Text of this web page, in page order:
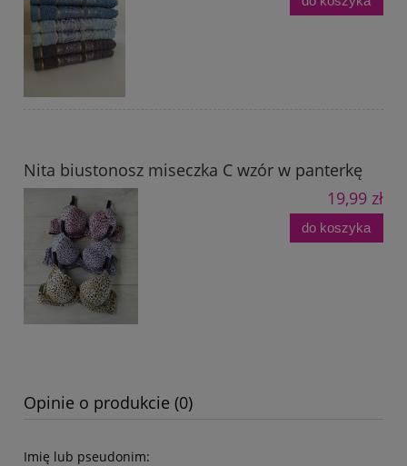
Nita biustonosz miseczka C wzór w panterkę
19,99 zł
do koszyka
Opinie o produkcie (0)
Imię lub pseudonim: